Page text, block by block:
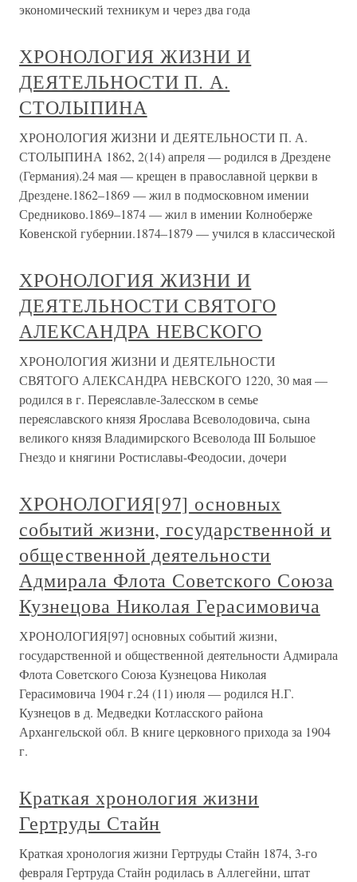
экономический техникум и через два года
ХРОНОЛОГИЯ ЖИЗНИ И
ДЕЯТЕЛЬНОСТИ П. А.
СТОЛЫПИНА
ХРОНОЛОГИЯ ЖИЗНИ И ДЕЯТЕЛЬНОСТИ П. А.
СТОЛЫПИНА 1862, 2(14) апреля — родился в Дрездене
(Германия).24 мая — крещен в православной церкви в
Дрездене.1862–1869 — жил в подмосковном имении
Средниково.1869–1874 — жил в имении Колноберже
Ковенской губернии.1874–1879 — учился в классической
ХРОНОЛОГИЯ ЖИЗНИ И
ДЕЯТЕЛЬНОСТИ СВЯТОГО
АЛЕКСАНДРА НЕВСКОГО
ХРОНОЛОГИЯ ЖИЗНИ И ДЕЯТЕЛЬНОСТИ
СВЯТОГО АЛЕКСАНДРА НЕВСКОГО 1220, 30 мая —
родился в г. Переяславле-Залесском в семье
переяславского князя Ярослава Всеволодовича, сына
великого князя Владимирского Всеволода III Большое
Гнездо и княгини Ростиславы-Феодосии, дочери
ХРОНОЛОГИЯ[97] основных
событий жизни, государственной и
общественной деятельности
Адмирала Флота Советского Союза
Кузнецова Николая Герасимовича
ХРОНОЛОГИЯ[97] основных событий жизни,
государственной и общественной деятельности Адмирала
Флота Советского Союза Кузнецова Николая
Герасимовича 1904 г.24 (11) июля — родился Н.Г.
Кузнецов в д. Медведки Котласского района
Архангельской обл. В книге церковного прихода за 1904
г.
Краткая хронология жизни
Гертруды Стайн
Краткая хронология жизни Гертруды Стайн 1874, 3-го
февраля Гертруда Стайн родилась в Аллегейни, штат